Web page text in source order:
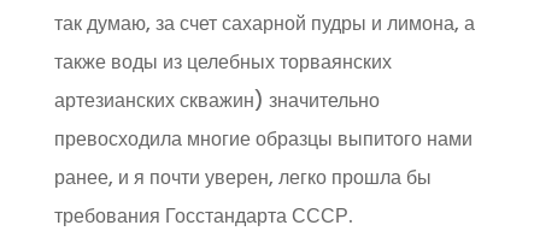
так думаю, за счет сахарной пудры и лимона, а
также воды из целебных торваянских
артезианских скважин) значительно
превосходила многие образцы выпитого нами
ранее, и я почти уверен, легко прошла бы
требования Госстандарта СССР.